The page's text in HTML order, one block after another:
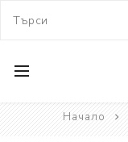
Начало